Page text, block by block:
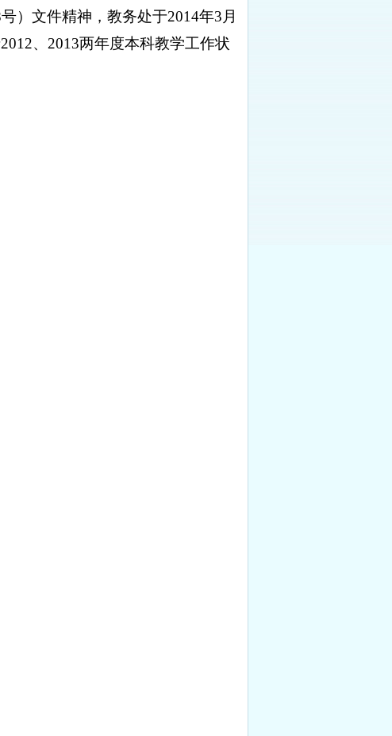
号）文件精神，教务处于2014年3 月
2012、 2013两年度本科教学工作状